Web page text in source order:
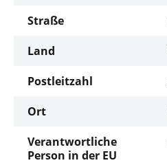
Straße
Land
Postleitzahl
Ort
Verantwortliche
Person in der EU